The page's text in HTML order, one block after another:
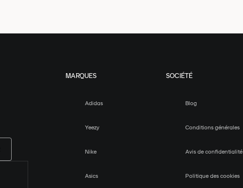
MARQUES
Adidas
Yeezy
Nike
Asics
SOCIÉTÉ
Blog
Conditions générales
Avis de confidentialité
Politique des cookies